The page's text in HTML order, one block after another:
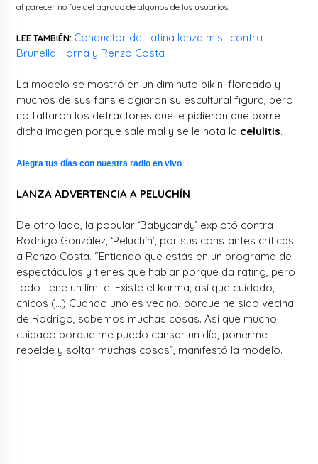
al parecer no fue del agrado de algunos de los usuarios.
LEE TAMBIÉN: Conductor de Latina lanza misil contra
Brunella Horna y Renzo Costa
La modelo se mostró en un diminuto bikini floreado y
muchos de sus fans elogiaron su escultural figura, pero
no faltaron los detractores que le pidieron que borre
dicha imagen porque sale mal y se le nota la celulitis.
Alegra tus días con nuestra radio en vivo
LANZA ADVERTENCIA A PELUCHÍN
De otro lado, la popular ‘Babycandy’ explotó contra
Rodrigo González, ‘Peluchín’, por sus constantes críticas
a Renzo Costa. “Entiendo que estás en un programa de
espectáculos y tienes que hablar porque da rating, pero
todo tiene un límite. Existe el karma, así que cuidado,
chicos (…) Cuando uno es vecino, porque he sido vecina
de Rodrigo, sabemos muchas cosas. Así que mucho
cuidado porque me puedo cansar un día, ponerme
rebelde y soltar muchas cosas”, manifestó la modelo.